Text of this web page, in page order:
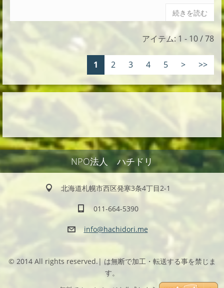
続きを読む
アイテム: 1 - 10 / 78
1 2 3 4 5 > >>
NPO法人 ハチドリ
北海道札幌市西区発寒3条4丁目2-1
011-664-5390
info@hachidori.me
© 2014 All rights reserved.| は無断で加工・転送する事を禁じま
す。